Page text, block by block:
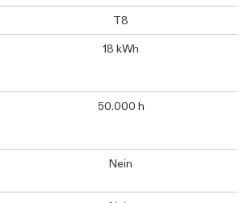
T8
18 kWh
50.000 h
Nein